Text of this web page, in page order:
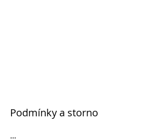
Podmínky a storno
...